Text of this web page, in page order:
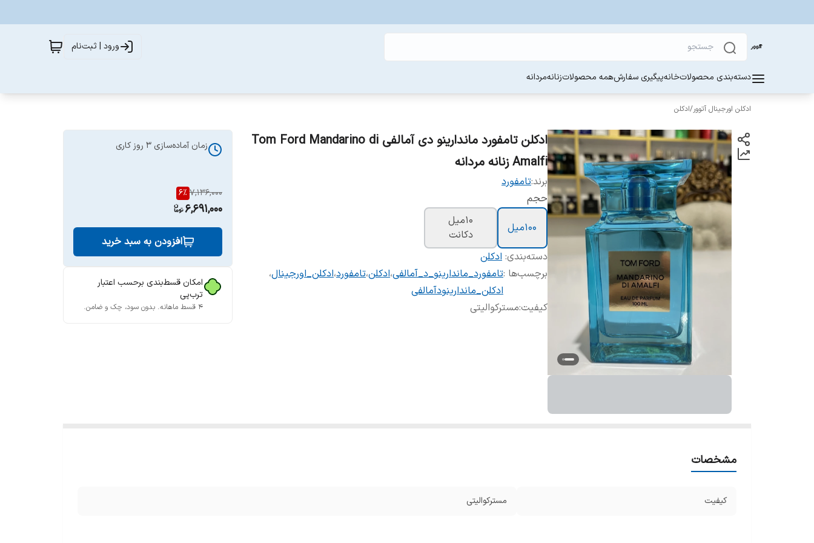
ورود | ثبت‌نام
دسته‌بندی محصولاتخانهپیگیری سفارشهمه محصولاتزنانهمردانه
ادکلن اورجینال آتوور/ادکلن
ادکلن تامفورد ماندارینو دی آمالفی Tom Ford Mandarino di
Amalfi زنانه مردانه
برند:تامفورد
حجم
100میل
10میل
دکانت
دسته‌بندی: ادکلن
برچسب‌ها :تامفورد_ماندارینو_د_آمالفی،ادکلن،تامفورد،ادکلن_اورجینال،
ادکلن_ماندارینودآمالفی
کیفیت:مسترکوالیتی
زمان آماده‌سازی 3 روز کاری
7,136,000
6%
6,691,000
افزودن به سبد خرید
امکان قسط‌بندی برحسب اعتبار
ترب‌پی
۴ قسط ماهانه. بدون سود، چک و ضامن.
مشخصات
کیفیت مسترکوالیتی